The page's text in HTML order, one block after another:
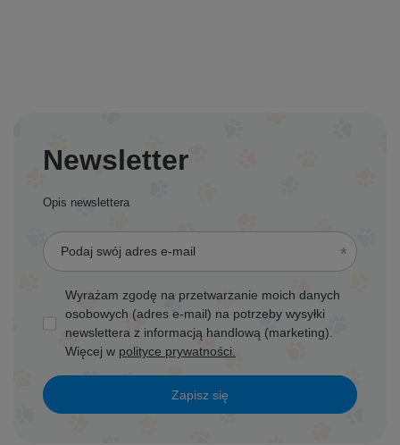
Newsletter
Opis newslettera
Podaj swój adres e-mail
Wyrażam zgodę na przetwarzanie moich danych
osobowych (adres e-mail) na potrzeby wysyłki
newslettera z informacją handlową (marketing).
Więcej w polityce prywatności.
Zapisz się